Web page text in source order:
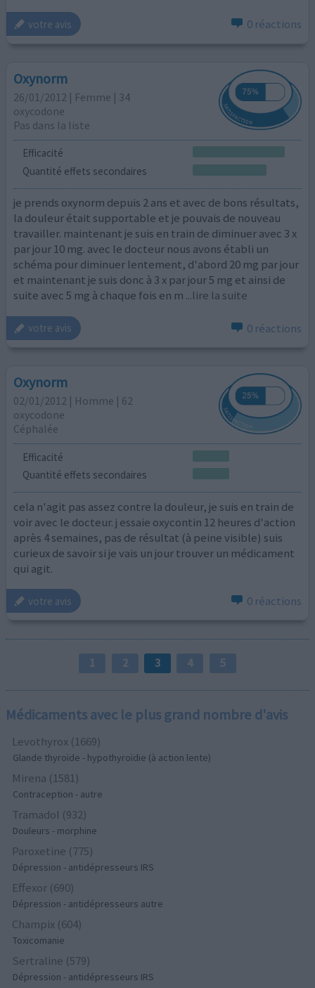
votre avis 0 réactions
Oxynorm
26/01/2012 | Femme | 34
oxycodone
Pas dans la liste
Efficacité
Quantité effets secondaires
je prends oxynorm depuis 2 ans et avec de bons résultats,
la douleur était supportable et je pouvais de nouveau
travailler. maintenant je suis en train de diminuer avec 3 x
par jour 10 mg. avec le docteur nous avons établi un
schéma pour diminuer lentement, d'abord 20 mg par jour
et maintenant je suis donc à 3 x par jour 5 mg et ainsi de
suite avec 5 mg à chaque fois en m ...lire la suite
votre avis 0 réactions
Oxynorm
02/01/2012 | Homme | 62
oxycodone
Céphalée
Efficacité
Quantité effets secondaires
cela n'agit pas assez contre la douleur, je suis en train de
voir avec le docteur. j essaie oxycontin 12 heures d'action
après 4 semaines, pas de résultat (à peine visible) suis
curieux de savoir si je vais un jour trouver un médicament
qui agit.
votre avis 0 réactions
1 2 3 4 5
Médicaments avec le plus grand nombre d'avis
Levothyrox (1669)
Glande thyroïde - hypothyroïdie (à action lente)
Mirena (1581)
Contraception - autre
Tramadol (932)
Douleurs - morphine
Paroxetine (775)
Dépression - antidépresseurs IRS
Effexor (690)
Dépression - antidépresseurs autre
Champix (604)
Toxicomanie
Sertraline (579)
Dépression - antidépresseurs IRS